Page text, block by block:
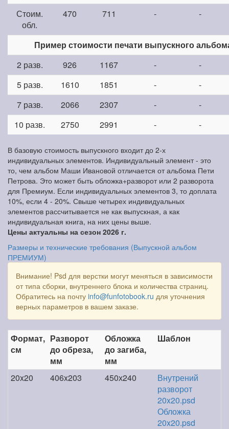
Стоим.
обл.
470 711 - -
Пример стоимости печати выпускного
2 разв.
926 1167 -
-
5 разв.
1610 1851 -
-
7 разв.
2066 2307 -
-
10 разв.
2750 2991 - -
В базовую стоимость выпускного входит до 2-х
индивидуальных элементов. Индивидуальный элемент - это
то, чем альбом Маши Ивановой отличается от альбома Пети
Петрова. Это может быть обложка+разворот или 2 разворота
для Премиум. Если индивидуальных элементов 3, то доплата
10%, если 4 - 20%. Свыше четырех индивидуальных
элементов рассчитывается не как выпускная, а как
индивидуальная книга, на них цены выше.
Цены актуальны на сезон 2026 г.
Размеры и технические требования (Выпускной альбом
ПРЕМИУМ)
Внимание! Psd для верстки могут меняться в зависимости
от типа сборки, внутреннего блока и количества страниц.
Обратитесь на почту info@funfotobook.ru для уточнения
верных параметров в вашем заказе.
Формат,
см
Разворот
до обреза,
мм
Обложка
до загиба,
мм
Шаблон
20x20 406x203 450х240
Внутрений
разворот
20x20.psd
Обложка
20x20.psd